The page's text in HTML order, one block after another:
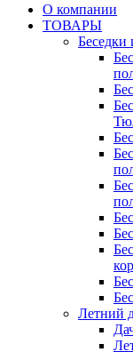
О компании
ТОВАРЫ
Беседки
Летний